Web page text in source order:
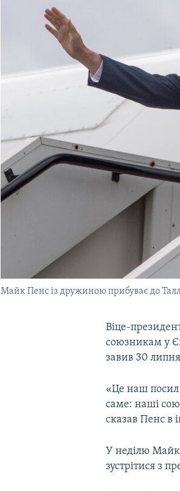
Майк Пенс із дружиною прибуває до
Віце-
союзникам у
завив 30 липня
«Це наш посил
саме: наші
сказав Пенс в
У неділю
зустрітися з